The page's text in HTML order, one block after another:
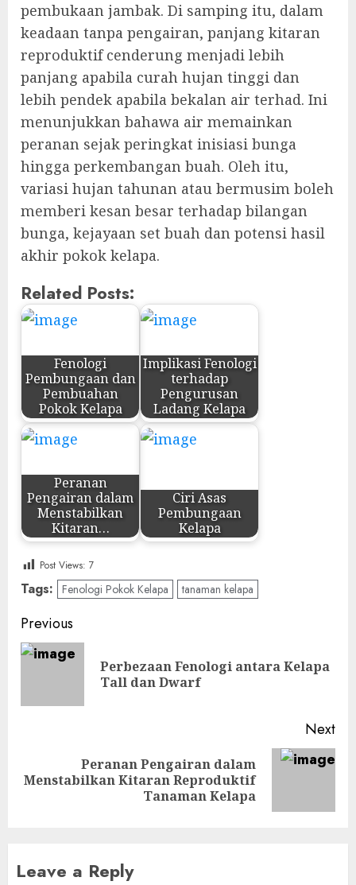
pembukaan jambak. Di samping itu, dalam
keadaan tanpa pengairan, panjang kitaran
reproduktif cenderung menjadi lebih
panjang apabila curah hujan tinggi dan
lebih pendek apabila bekalan air terhad. Ini
menunjukkan bahawa air memainkan
peranan sejak peringkat inisiasi bunga
hingga perkembangan buah. Oleh itu,
variasi hujan tahunan atau bermusim boleh
memberi kesan besar terhadap bilangan
bunga, kejayaan set buah dan potensi hasil
akhir pokok kelapa.
Related Posts:
Fenologi
Pembungaan dan
Pembuahan
Pokok Kelapa
Implikasi Fenologi
terhadap
Pengurusan
Ladang Kelapa
Peranan
Pengairan dalam
Menstabilkan
Kitaran…
Ciri Asas
Pembungaan
Kelapa
Post Views: 7
Tags: Fenologi Pokok Kelapa tanaman kelapa
Post
navigation
Previous
Perbezaan Fenologi antara Kelapa
Tall dan Dwarf
Next
Next
Peranan Pengairan dalam
Menstabilkan Kitaran Reproduktif
Tanaman Kelapa
Leave a Reply